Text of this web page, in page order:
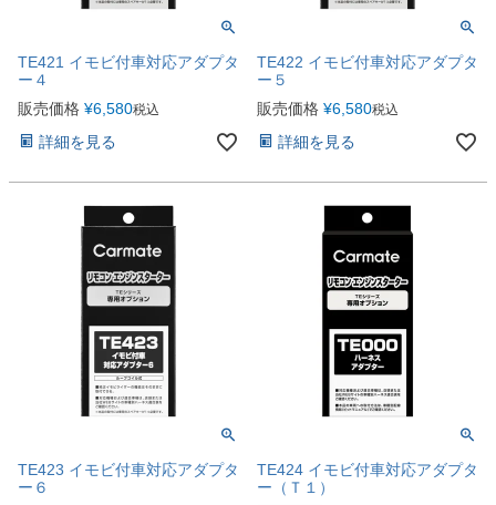
TE421 イモビ付車対応アダプタ
ー４
販売価格 ¥6,580税込
詳細を見る
TE422 イモビ付車対応アダプタ
ー５
販売価格 ¥6,580税込
詳細を見る
TE423 イモビ付車対応アダプタ
ー６
TE424 イモビ付車対応アダプタ
ー（Ｔ１）